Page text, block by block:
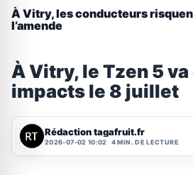
À Vitry, les conducteurs
l’amende
À Vitry, le Tzen 5
impacts le 8 juillet
Rédaction tagafruit.fr
2026-07-02 10:02 4 MIN. DE LECTURE